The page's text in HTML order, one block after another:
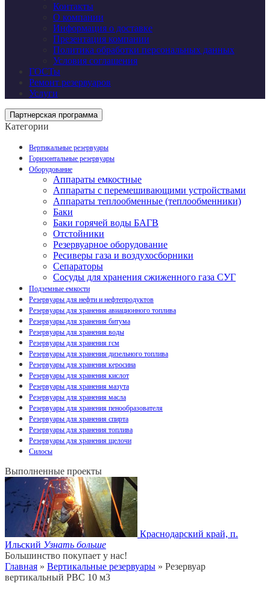
Контакты
О компании
Информация о доставке
Презентация компании
Политика обработки персональных данных
Условия соглашения
ГОСТы
Ремонт резервуаров
Услуги
Партнерская программа
Категории
Вертикальные резервуары
Горизонтальные резервуары
Оборудование
Аппараты емкостные
Аппараты с перемешивающими устройствами
Аппараты теплообменные (теплообменники)
Баки
Баки горячей воды БАГВ
Отстойники
Резервуарное оборудование
Ресиверы газа и воздухосборники
Сепараторы
Сосуды для хранения сжиженного газа СУГ
Подземные емкости
Резервуары для нефти и нефтепродуктов
Резервуары для хранения авиационного топлива
Резервуары для хранения битума
Резервуары для хранения воды
Резервуары для хранения гсм
Резервуары для хранения дизельного топлива
Резервуары для хранения керосина
Резервуары для хранения кислот
Резервуары для хранения мазута
Резервуары для хранения масла
Резервуары для хранения пенообразователя
Резервуары для хранения спирта
Резервуары для хранения топлива
Резервуары для хранения щелочи
Силосы
Выполненные проекты
Краснодарский край, п.
Ильский Узнать больше
Большинство покупает у нас!
Главная » Вертикальные резервуары » Резервуар
вертикальный РВС 10 м3